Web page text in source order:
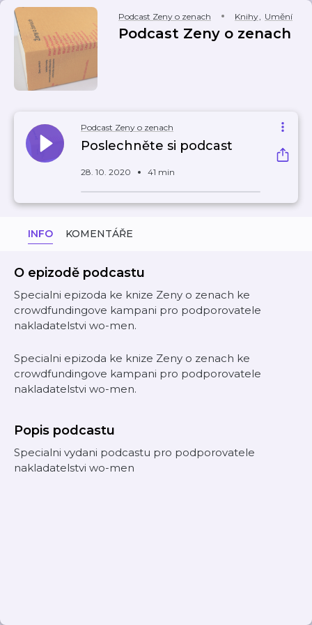
Podcast Zeny o zenach Knihy, Umění
Podcast Zeny o zenach
Podcast Zeny o zenach
Poslechněte si podcast
28. 10. 2020 41 min
INFO KOMENTÁŘE
O epizodě podcastu
Specialni epizoda ke knize Zeny o zenach ke
crowdfundingove kampani pro podporovatele
nakladatelstvi wo-men.
Specialni epizoda ke knize Zeny o zenach ke
crowdfundingove kampani pro podporovatele
nakladatelstvi wo-men.
Popis podcastu
Specialni vydani podcastu pro podporovatele
nakladatelstvi wo-men